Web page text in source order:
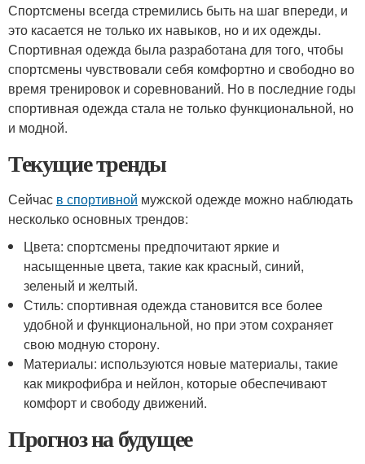
Спортсмены всегда стремились быть на шаг впереди, и
это касается не только их навыков, но и их одежды.
Спортивная одежда была разработана для того, чтобы
спортсмены чувствовали себя комфортно и свободно во
время тренировок и соревнований. Но в последние годы
спортивная одежда стала не только функциональной, но
и модной.
Текущие тренды
Сейчас в спортивной мужской одежде можно наблюдать
несколько основных трендов:
Цвета: спортсмены предпочитают яркие и
насыщенные цвета, такие как красный, синий,
зеленый и желтый.
Стиль: спортивная одежда становится все более
удобной и функциональной, но при этом сохраняет
свою модную сторону.
Материалы: используются новые материалы, такие
как микрофибра и нейлон, которые обеспечивают
комфорт и свободу движений.
Прогноз на будущее